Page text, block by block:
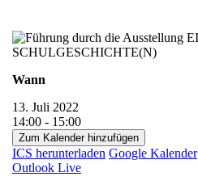
Wann
13. Juli 2022
14:00 - 15:00
Zum Kalender hinzufügen
ICS herunterladen Google Kalender
Outlook Live